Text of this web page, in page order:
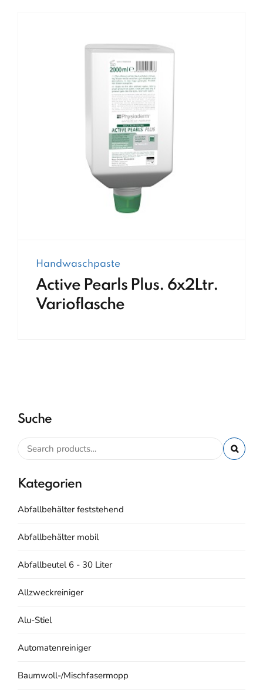
Handwaschpaste
Active Pearls Plus. 6x2Ltr.
Varioflasche
Suche
Kategorien
Abfallbehälter feststehend
Abfallbehälter mobil
Abfallbeutel 6 - 30 Liter
Allzweckreiniger
Alu-Stiel
Automatenreiniger
Baumwoll-/Mischfasermopp